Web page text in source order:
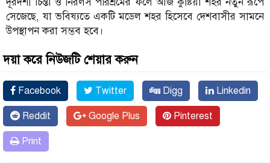
সেজেছে, যা ভবিষ্যতে একটি মডেল শহর হিসেবে দেশবাসীর সামনে
উপস্থাপন করা সম্ভব হবে।
দয়া করে নিউজটি শেয়ার করুন
Facebook Twitter Digg Linkedin
Reddit Google Plus Pinterest
Print